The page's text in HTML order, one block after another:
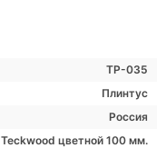
ТР-035
Плинтус
Россия
Teckwood цветной 100 мм.